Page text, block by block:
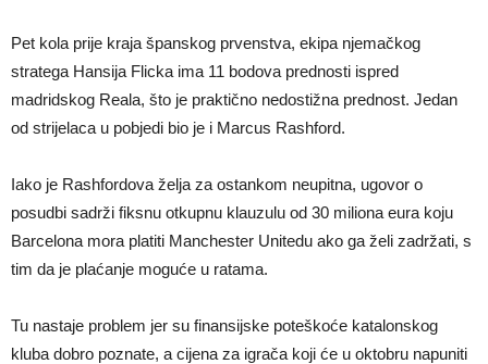
Pet kola prije kraja španskog prvenstva, ekipa njemačkog
stratega Hansija Flicka ima 11 bodova prednosti ispred
madridskog Reala, što je praktično nedostižna prednost. Jedan
od strijelaca u pobjedi bio je i Marcus Rashford.
Iako je Rashfordova želja za ostankom neupitna, ugovor o
posudbi sadrži fiksnu otkupnu klauzulu od 30 miliona eura koju
Barcelona mora platiti Manchester Unitedu ako ga želi zadržati, s
tim da je plaćanje moguće u ratama.
Tu nastaje problem jer su finansijske poteškoće katalonskog
kluba dobro poznate, a cijena za igrača koji će u oktobru napuniti